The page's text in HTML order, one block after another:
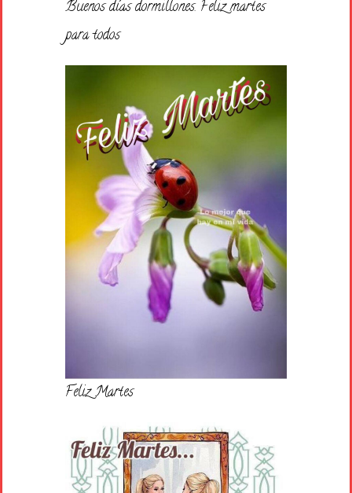
Buenos días dormillones. Feliz martes
para todos
Feliz Martes